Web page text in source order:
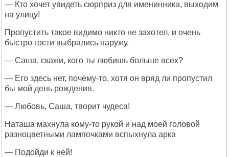
— Кто хочет увидеть сюрприз для именинника, выходим
на улицу!
Пропустить такое видимо никто не захотел, и очень
быстро гости выбрались наружу.
— Саша, скажи, кого ты любишь больше всех?
— Его здесь нет, почему-то, хотя он вряд ли пропустил
бы мой день рождения.
— Любовь, Саша, творит чудеса!
Наташа махнула кому-то рукой и над моей головой
разноцветными лампочками вспыхнула арка
— Подойди к ней!